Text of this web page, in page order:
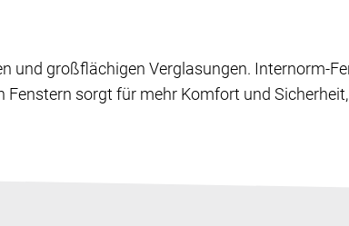
und großflächigen Verglasungen. Internorm-
Fenstern sorgt für mehr Komfort und